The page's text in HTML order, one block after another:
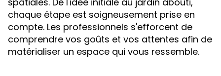
chaque étape est soigneusement prise en
compte. Les professionnels s'efforcent de
comprendre vos goûts et vos attentes afin de
matérialiser un espace qui vous ressemble.